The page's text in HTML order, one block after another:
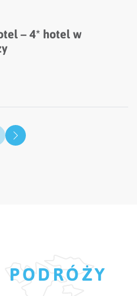
– 4* hotel w
PODRÓŻY